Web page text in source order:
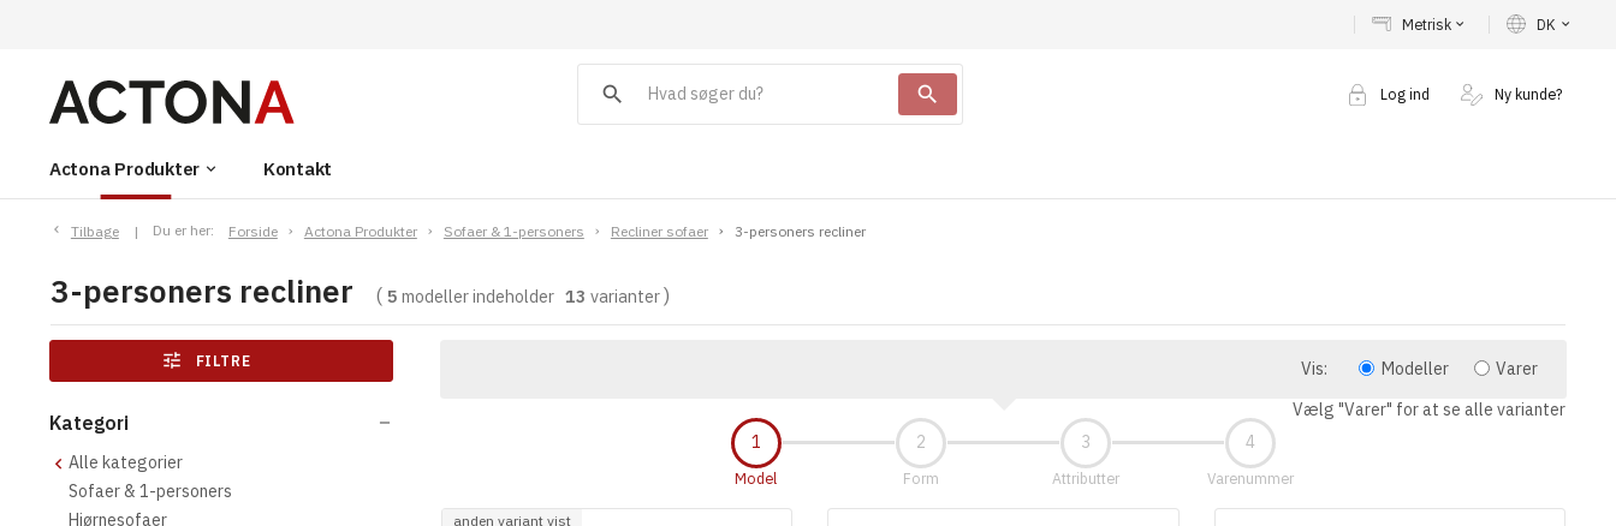
Actona Produkter keyboard_arrow_down Kontakt
Log ind Ny kunde?
search search
Metrisk keyboard_arrow_down DK keyboard_arrow_down
Tilbage Du er her: Forside Actona Produkter Sofaer & 1-personers Recliner sofaer 3-personers recliner
3-personers recliner 5 modeller indeholder13 varianter
tune FILTRE
Kategori remove
Alle kategorier
Sofaer & 1-personers
Hjørnesofaer
Vis: Modeller
Varer
Vælg "Varer" for at se alle varianter
Model Form Attributter Varenummer
anden variant vist